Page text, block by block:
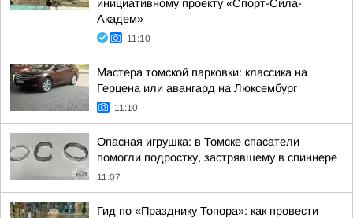
инициативному проекту «Спорт-Сила-
Академ»
11:10
Мастера томской парковки: классика на
Герцена или авангард на Люксембург
11:10
Опасная игрушка: в Томске спасатели
помогли подростку, застрявшему в спиннере
11:07
Гид по «Празднику Топора»: как провести